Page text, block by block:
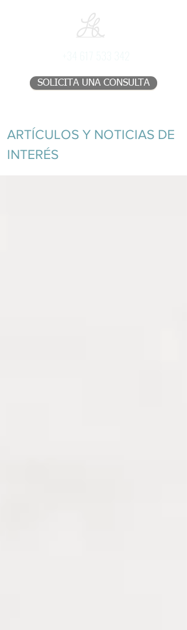
SOLICITA UNA CONSULTA
ARTÍCULOS Y NOTICIAS DE
INTERÉS